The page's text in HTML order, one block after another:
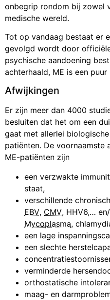
onbegrip rondom bij zowel
medische wereld.
Tot op vandaag bestaat er
gevolgd wordt door
psychische aandoening
achterhaald, ME is een
Afwijkingen
Er zijn meer dan 4000
besluiten dat het om een
gaat met allerlei
patiënten. De voornaamste
ME-patiënten zijn
een verzwakte
staat,
verschillende
EBV, CMV, HHV6,…
Mycoplasma,
een lage
een slechte
verminderde
orthostatische
maag- en